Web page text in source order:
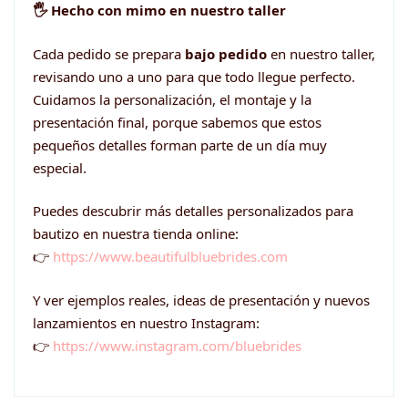
🖐️ Hecho con mimo en nuestro taller
Cada pedido se prepara bajo pedido en nuestro taller,
revisando uno a uno para que todo llegue perfecto.
Cuidamos la personalización, el montaje y la
presentación final, porque sabemos que estos
pequeños detalles forman parte de un día muy
especial.
Puedes descubrir más detalles personalizados para
bautizo en nuestra tienda online:
👉 https://www.beautifulbluebrides.com
Y ver ejemplos reales, ideas de presentación y nuevos
lanzamientos en nuestro Instagram:
👉 https://www.instagram.com/bluebrides